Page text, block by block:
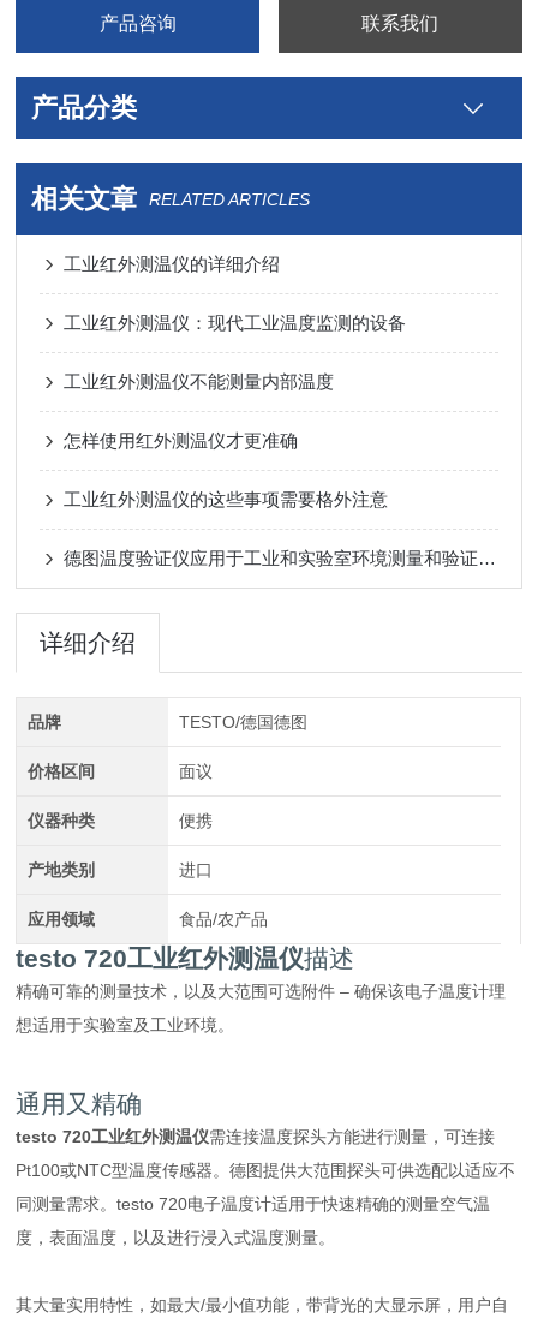
产品咨询 联系我们
产品分类
相关文章 RELATED ARTICLES
工业红外测温仪的详细介绍
工业红外测温仪：现代工业温度监测的设备
工业红外测温仪不能测量内部温度
怎样使用红外测温仪才更准确
工业红外测温仪的这些事项需要格外注意
德图温度验证仪应用于工业和实验室环境测量和验证各种物质的温度
详细介绍
品牌 TESTO/德国德图
价格区间 面议
仪器种类 便携
产地类别 进口
应用领域 食品/农产品
testo 720工业红外测温仪描述
精确可靠的测量技术，以及大范围可选附件 – 确保该电子温度计理
想适用于实验室及工业环境。
通用又精确
testo 720工业红外测温仪需连接温度探头方能进行测量，可连接
Pt100或NTC型温度传感器。德图提供大范围探头可供选配以适应不
同测量需求。testo 720电子温度计适用于快速精确的测量空气温
度，表面温度，以及进行浸入式温度测量。
其大量实用特性，如最大/最小值功能，带背光的大显示屏，用户自